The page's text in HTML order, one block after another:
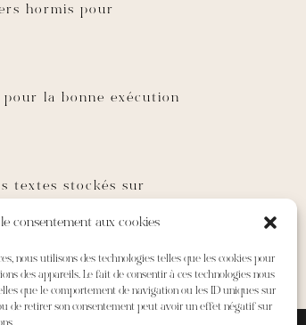
consentement aux cookies
nous utilisons des technologies telles que les cookies pour
des appareils. Le fait de consentir à ces technologies nous
que le comportement de navigation ou les ID uniques sur
de retirer son consentement peut avoir un effet négatif sur
hormis pour
la bonne exécution
textes stockés sur
ne peuvent être